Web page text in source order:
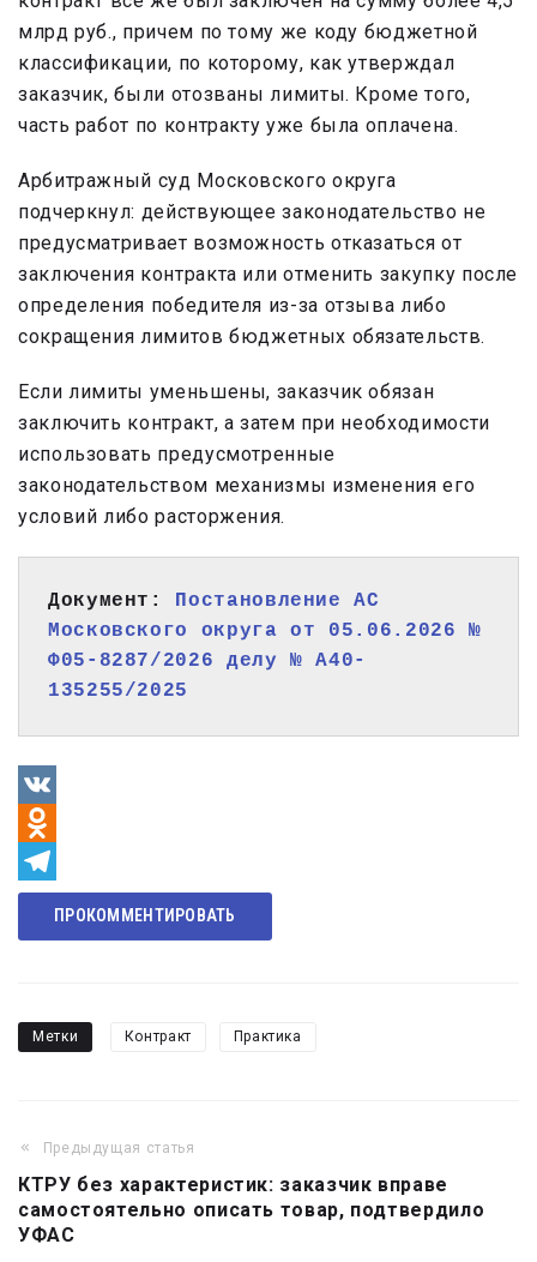
млрд руб., причем по тому же коду бюджетной
классификации, по которому, как утверждал
заказчик, были отозваны лимиты. Кроме того,
часть работ по контракту уже была оплачена.
Арбитражный суд Московского округа
подчеркнул: действующее законодательство не
предусматривает возможность отказаться от
заключения контракта или отменить закупку после
определения победителя из-за отзыва либо
сокращения лимитов бюджетных обязательств.
Если лимиты уменьшены, заказчик обязан
заключить контракт, а затем при необходимости
использовать предусмотренные
законодательством механизмы изменения его
условий либо расторжения.
Документ: Постановление АС
Московского округа от 05.06.2026 №
Ф05-8287/2026 делу № А40-
135255/2025
VK
Odnoklassniki
Telegram
ПРОКОММЕНТИРОВАТЬ
Метки Контракт Практика
Навигация
по
записям
Предыдущая статья
КТРУ без характеристик: заказчик вправе
самостоятельно описать товар, подтвердило
УФАС